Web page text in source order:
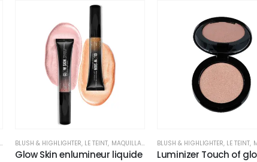
BLUSH & HIGHLIGHTER, LE TEINT, MAQUILLAGE
Glow Skin enlumineur liquide
BLUSH & HIGHLIGHTER, LE TEINT,
Luminizer Touch of